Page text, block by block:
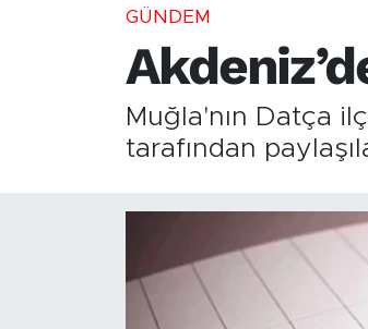
GÜNDEM
Muğla'nın Datça
tarafından